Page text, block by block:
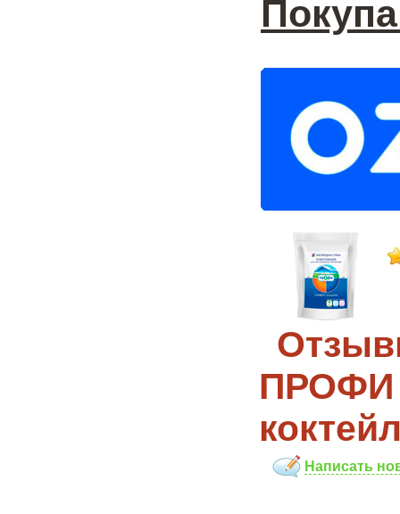
ПРОФИ
Написать